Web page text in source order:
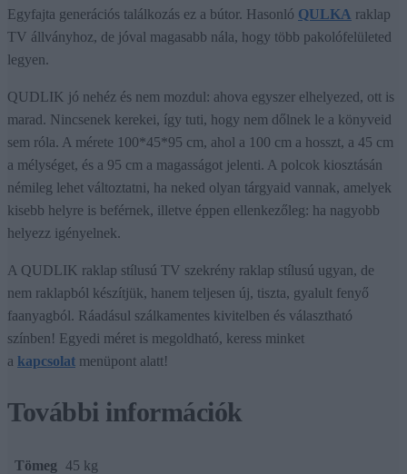
Egyfajta generációs találkozás ez a bútor. Hasonló QULKA raklap
TV állványhoz, de jóval magasabb nála, hogy több pakolófelületed
legyen.
QUDLIK jó nehéz és nem mozdul: ahova egyszer elhelyezed, ott is
marad. Nincsenek kerekei, így tuti, hogy nem dőlnek le a könyveid
sem róla. A mérete 100*45*95 cm, ahol a 100 cm a hosszt, a 45 cm
a mélységet, és a 95 cm a magasságot jelenti. A polcok kiosztásán
némileg lehet változtatni, ha neked olyan tárgyaid vannak, amelyek
kisebb helyre is beférnek, illetve éppen ellenkezőleg: ha nagyobb
helyezz igényelnek.
A QUDLIK raklap stílusú TV szekrény raklap stílusú ugyan, de
nem raklapból készítjük, hanem teljesen új, tiszta, gyalult fenyő
faanyagból. Ráadásul szálkamentes kivitelben és választható
színben! Egyedi méret is megoldható, keress minket
a kapcsolat menüpont alatt!
További információk
Tömeg 45 kg